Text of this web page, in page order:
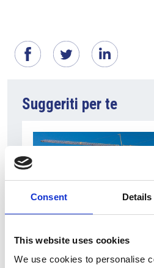
Consent Details
This website uses cookies
We use cookies to personalise
Suggeriti per te
7 Agosto 2026